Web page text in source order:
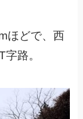
ほどで、西
路。